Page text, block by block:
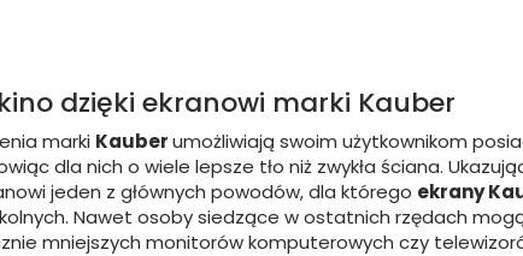
dzięki ekranowi marki Kauber
marki Kauberumożliwiają swoim użytkownikom
dla nich o wiele lepsze tło niż zwykła ściana.
jeden z głównych powodów, dla którego ekrany
Nawet osoby siedzące w ostatnich rzędach
mniejszych monitorów komputerowych czy